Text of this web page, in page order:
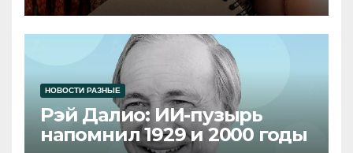
НОВОСТИ РАЗНЫЕ
Рэй Далио: ИИ-пузырь
напомнил 1929 и 2000 годы